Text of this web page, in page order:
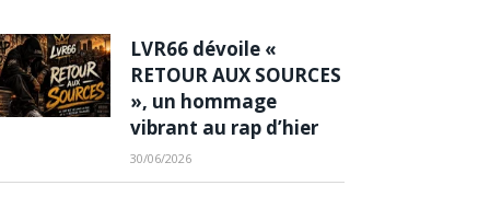
LVR66 dévoile «
RETOUR AUX SOURCES
», un hommage
vibrant au rap d’hier
30/06/2026